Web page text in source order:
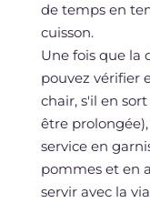
de temps en
cuisson.
Une fois que la
pouvez vérifier
chair, s'il en
être
service en
pommes et en
servir avec la